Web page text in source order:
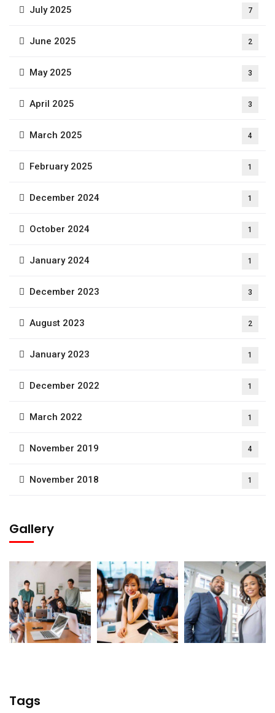
July 2025 7
June 2025 2
May 2025 3
April 2025 3
March 2025 4
February 2025 1
December 2024 1
October 2024 1
January 2024 1
December 2023 3
August 2023 2
January 2023 1
December 2022 1
March 2022 1
November 2019 4
November 2018 1
Gallery
Tags